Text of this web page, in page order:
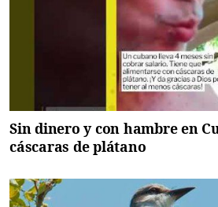
Sin dinero y con hambre en
cáscaras de plátano